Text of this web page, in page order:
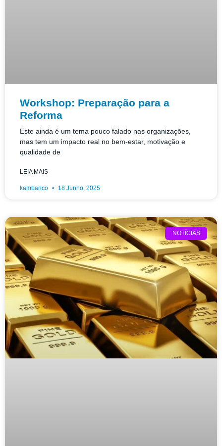
Workshop: Preparação para a
Reforma
Este ainda é um tema pouco falado nas organizações,
mas tem um impacto real no bem-estar, motivação e
qualidade de
LEIA MAIS
kambarico 18 Junho, 2025
NOTÍCIAS